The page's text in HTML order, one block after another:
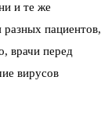
и те же
разных пациентов,
врачи перед
вирусов